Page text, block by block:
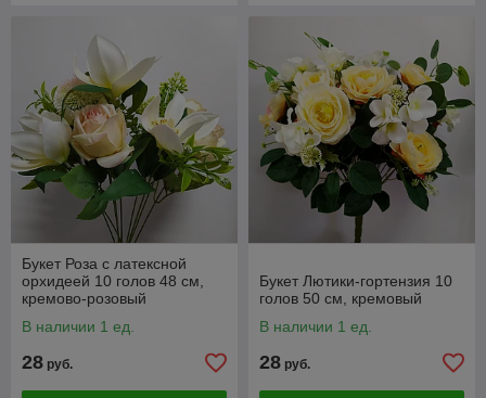
Букет Роза с латексной
орхидеей 10 голов 48 см,
кремово-розовый
В наличии 1 ед.
28 руб.
Букет Лютики-гортензия 10
голов 50 см, кремовый
В наличии 1 ед.
28 руб.